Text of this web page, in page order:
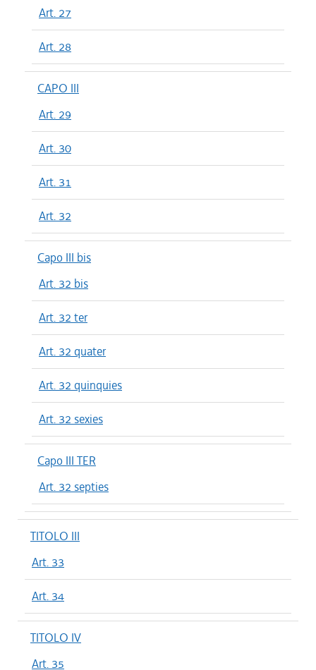
Art. 27
Art. 28
CAPO III
Art. 29
Art. 30
Art. 31
Art. 32
Capo III bis
Art. 32 bis
Art. 32 ter
Art. 32 quater
Art. 32 quinquies
Art. 32 sexies
Capo III TER
Art. 32 septies
TITOLO III
Art. 33
Art. 34
TITOLO IV
Art. 35